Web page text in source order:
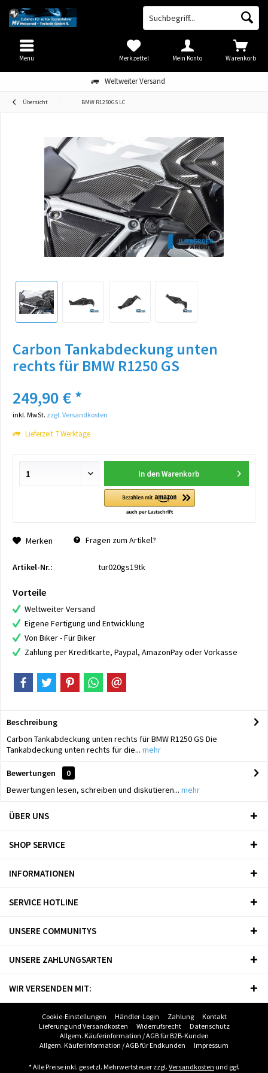
Weltweiter Versand
Warenkorb
Merkzettel Mein Konto
Menü
Übersicht BMW R1250GS LC
Carbon Tankabdeckung unten
rechts für BMW R1250 GS
249,90 € *
inkl. MwSt. zzgl. Versandkosten
Lieferzeit 7 Werktage
In den Warenkorb
Merken Fragen zum Artikel?
Artikel-Nr.: tur020gs19tk
Vorteile
Weltweiter Versand
Eigene Fertigung und Entwicklung
Von Biker - Für Biker
Zahlung per Kreditkarte, Paypal, AmazonPay oder Vorkasse
Beschreibung
Carbon Tankabdeckung unten rechts für BMW R1250 GS Die
Tankabdeckung unten rechts für die... mehr
Bewertungen
0
Bewertungen lesen, schreiben und diskutieren... mehr
ÜBER UNS
SHOP SERVICE
INFORMATIONEN
SERVICE HOTLINE
UNSERE COMMUNITYS
UNSERE ZAHLUNGSARTEN
WIR VERSENDEN MIT:
Cookie-Einstellungen Händler-Login Zahlung
Kontakt
Lieferung und Versandkosten
Widerrufsrecht
Datenschutz
Allgem. Käuferinformation / AGB für B2B-Kunden
Allgem. Käuferinformation / AGB für Endkunden
Impressum
* Alle Preise inkl. gesetzl. Mehrwertsteuer zzgl. Versandkosten und ggf.